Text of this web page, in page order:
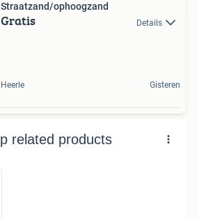
Straatzand/ophoogzand
Gratis Details
Heerle Gisteren